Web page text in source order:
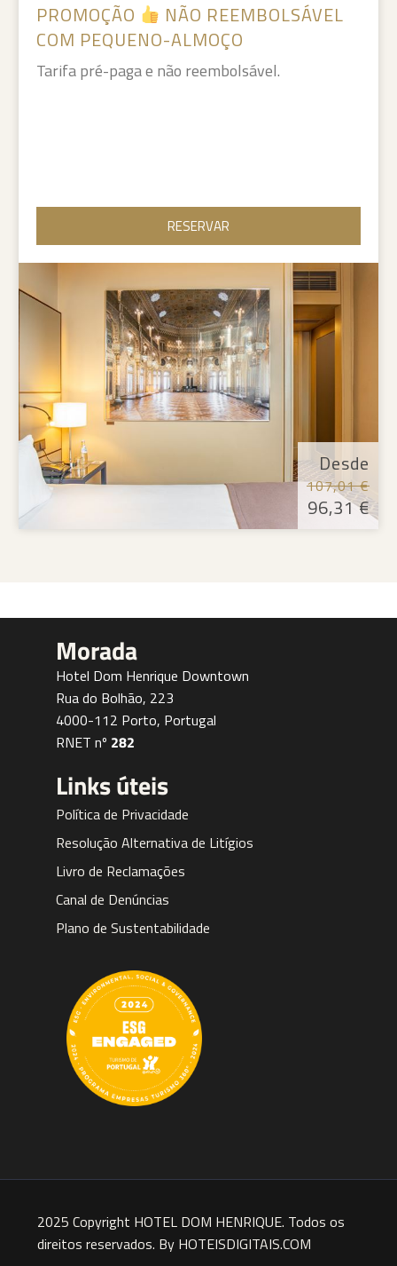
Desde
107,01 €
96,31 €
PROMOÇÃO
NÃO REEMBOLSÁVEL
COM PEQUENO-ALMOÇO
Tarifa pré-paga e não reembolsável.
RESERVAR
Morada
Hotel Dom Henrique Downtown
Rua do Bolhão, 223
4000-112 Porto, Portugal
RNET nº 282
Links úteis
Política de Privacidade
Resolução Alternativa de Litígios
Livro de Reclamações
Canal de Denúncias
Plano de Sustentabilidade
2025 Copyright HOTEL DOM HENRIQUE. Todos os
direitos reservados. By HOTEISDIGITAIS.COM